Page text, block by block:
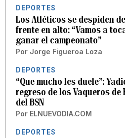
DEPORTES
Los Atléticos se despiden
frente en alto: “Vamos a
ganar el campeonato”
Por Jorge Figueroa Loza
DEPORTES
“Que mucho les duele”:
regreso de los Vaqueros de
del BSN
Por ELNUEVODIA.COM
DEPORTES